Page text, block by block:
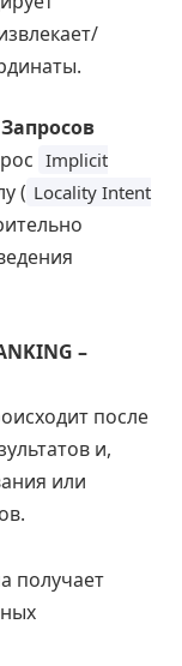
Implicit
( Locality Intent
–
после
и,
или
получает